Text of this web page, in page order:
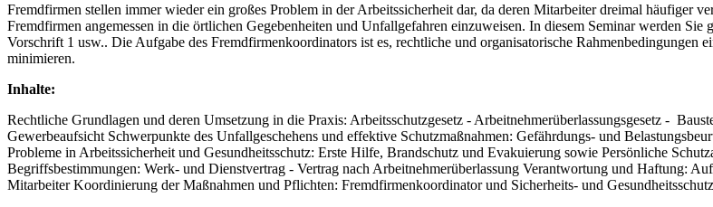
Fremdfirmen stellen immer wieder ein großes Problem in der Arbeitssicherheit dar, da deren Mitarbeiter dreimal häufiger
Fremdfirmen angemessen in die örtlichen Gegebenheiten und Unfallgefahren einzuweisen. In diesem Seminar werden
Vorschrift 1 usw.. Die Aufgabe des Fremdfirmenkoordinators ist es, rechtliche und organisatorische
minimieren.
Inhalte:
Rechtliche Grundlagen und deren Umsetzung in die Praxis: Arbeitsschutzgesetz - Arbeitnehmerüberlassungsgesetz -
Gewerbeaufsicht Schwerpunkte des Unfallgeschehens und effektive Schutzmaßnahmen: Gefährdungs- und
Probleme in Arbeitssicherheit und Gesundheitsschutz: Erste Hilfe, Brandschutz und Evakuierung sowie Persönliche
Begriffsbestimmungen: Werk- und Dienstvertrag - Vertrag nach Arbeitnehmerüberlassung Verantwortung und Haftung:
Mitarbeiter Koordinierung der Maßnahmen und Pflichten: Fremdfirmenkoordinator und Sicherheits- und